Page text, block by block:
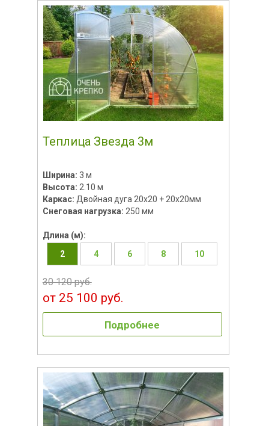
Теплица Звезда 3м
Ширина: 3 м
Высота: 2.10 м
Каркас: Двойная дуга 20х20 + 20х20мм
Снеговая нагрузка: 250 мм
Длина (м):
2
4 6 8 10
30 120 руб.
от 25 100 руб.
Подробнее